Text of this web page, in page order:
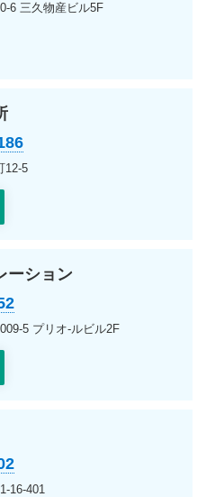
6 三久物産ビル5F
12-5
ーション
5 プリオ-ルビル2F
16-401